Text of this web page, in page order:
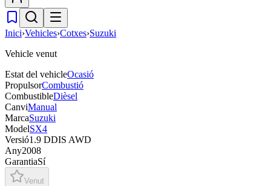
Inici›Vehicles›Cotxes›Suzuki
Vehicle venut
Estat del vehicleOcasió
PropulsorCombustió
CombustibleDièsel
CanviManual
MarcaSuzuki
ModelSX4
Versió1.9 DDIS AWD
Any2008
GarantiaSí
Venut